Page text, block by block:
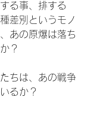
る事、排する
差別というモノ
あの原爆は落ち
？
ちは、あの戦争
るか？